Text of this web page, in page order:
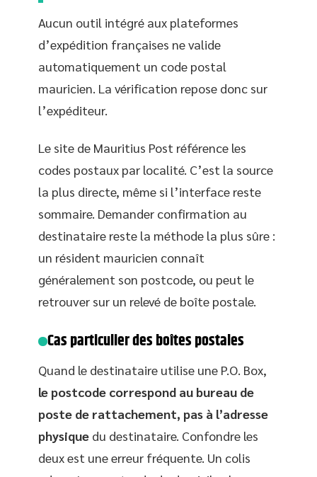
Aucun outil intégré aux plateformes
d’expédition françaises ne valide
automatiquement un code postal
mauricien. La vérification repose donc sur
l’expéditeur.
Le site de Mauritius Post référence les
codes postaux par localité. C’est la source
la plus directe, même si l’interface reste
sommaire. Demander confirmation au
destinataire reste la méthode la plus sûre :
un résident mauricien connaît
généralement son postcode, ou peut le
retrouver sur un relevé de boîte postale.
Cas particulier des boîtes postales
Quand le destinataire utilise une P.O. Box,
le postcode correspond au bureau de
poste de rattachement, pas à l’adresse
physique du destinataire. Confondre les
deux est une erreur fréquente. Un colis